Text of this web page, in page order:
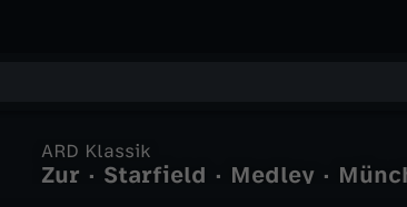
ARD Klassik
Zur · Starfield · Medley ·